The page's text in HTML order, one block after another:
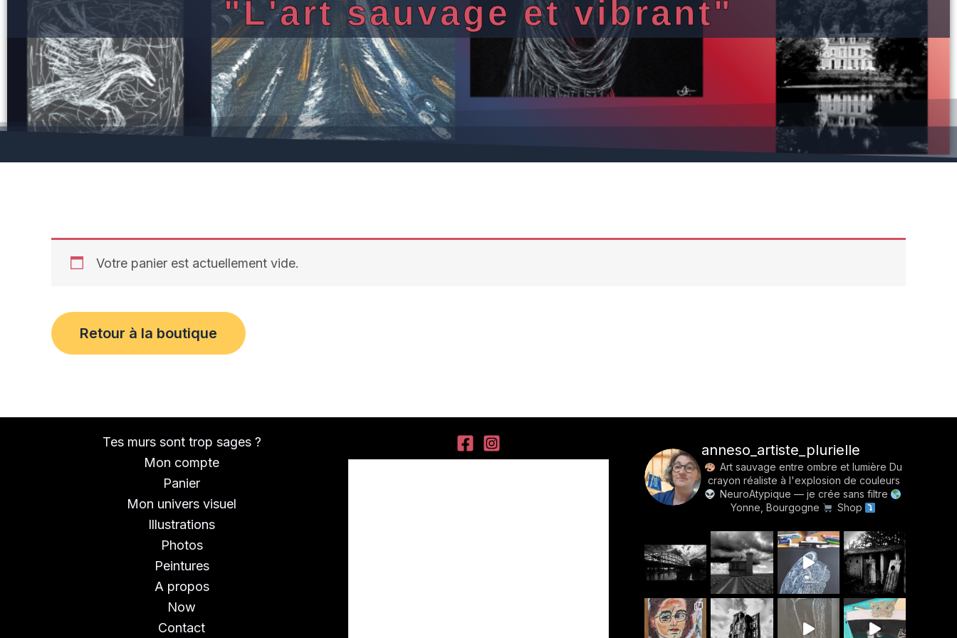
"L'art sauvage et vibrant"
Votre panier est actuellement vide.
Retour à la boutique
Tes murs sont trop sages ?
Mon compte
Panier
Mon univers visuel
Illustrations
Photos
Peintures
A propos
Now
Contact
anneso_artiste_plurielle
Art sauvage entre ombre et lumière Du
crayon réaliste à l'explosion de couleurs
NeuroAtypique — je crée sans filtre
Yonne, Bourgogne
Shop